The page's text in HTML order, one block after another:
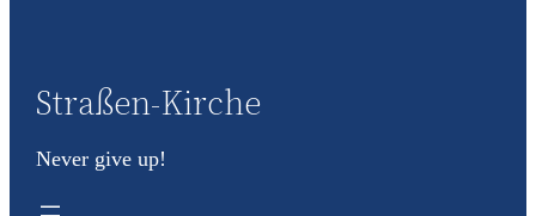
Straßen-Kirche
Never give up!